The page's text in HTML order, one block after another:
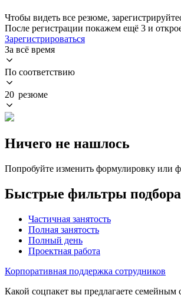
Чтобы видеть все резюме,
После регистрации покажем ещё 3 и
Зарегистрироваться
За всё время
По соответствию
20 резюме
Ничего не нашлось
Попробуйте изменить формулировку или
Быстрые фильтры
Частичная занятость
Полная занятость
Полный день
Проектная работа
Корпоративная поддержка сотрудников
Какой соцпакет вы предлагаете семейным